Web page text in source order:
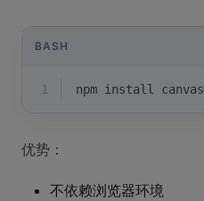
BASH
1 npm install canvas
优势：
不依赖浏览器环境